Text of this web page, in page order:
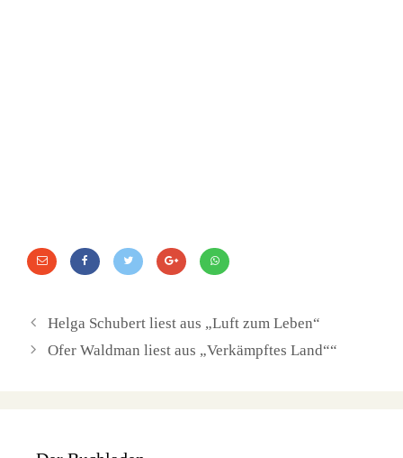
Helga Schubert liest aus „Luft zum Leben“
Ofer Waldman liest aus „Verkämpftes Land““